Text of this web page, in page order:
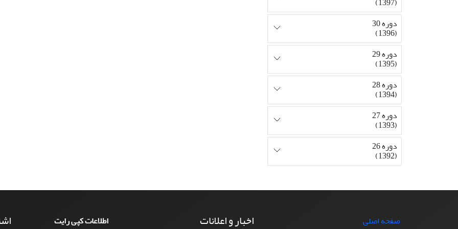
دوره 30
(1396)
دوره 29
(1395)
دوره 28
(1394)
دوره 27
(1393)
دوره 26
(1392)
صفحه اصلی
اخبار و اعلانات اطلاعات کپی رایت